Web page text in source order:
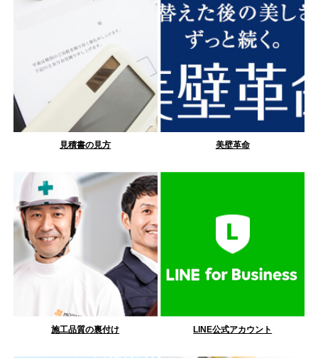
見積書の見方 美壁革命
施工品質の裏付け LINE公式アカウント